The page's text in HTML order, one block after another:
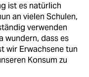
ist es natürlich
an vielen Schulen,
verwenden
wundern, dass es
wir Erwachsene tun
Konsum zu